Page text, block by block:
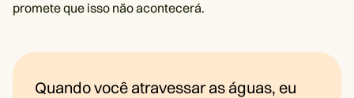
promete que isso não acontecerá.
Quando você atravessar as águas, eu